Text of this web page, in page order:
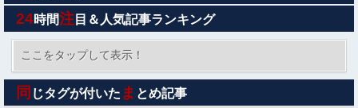
琵琶湖三市同時花火大会、開催中止を発表 場所時刻不
明・許可なし・交通整理なし・市が関与否定
女「化粧とったら馬鹿にされて仕事がしづらくなる」俺
「そうなったら俺と一緒になればいい」女「１くん・・・
24時間注 目＆人気記事ランキング
ここをタップして表示！
同 じタグが付いた ま とめ記事